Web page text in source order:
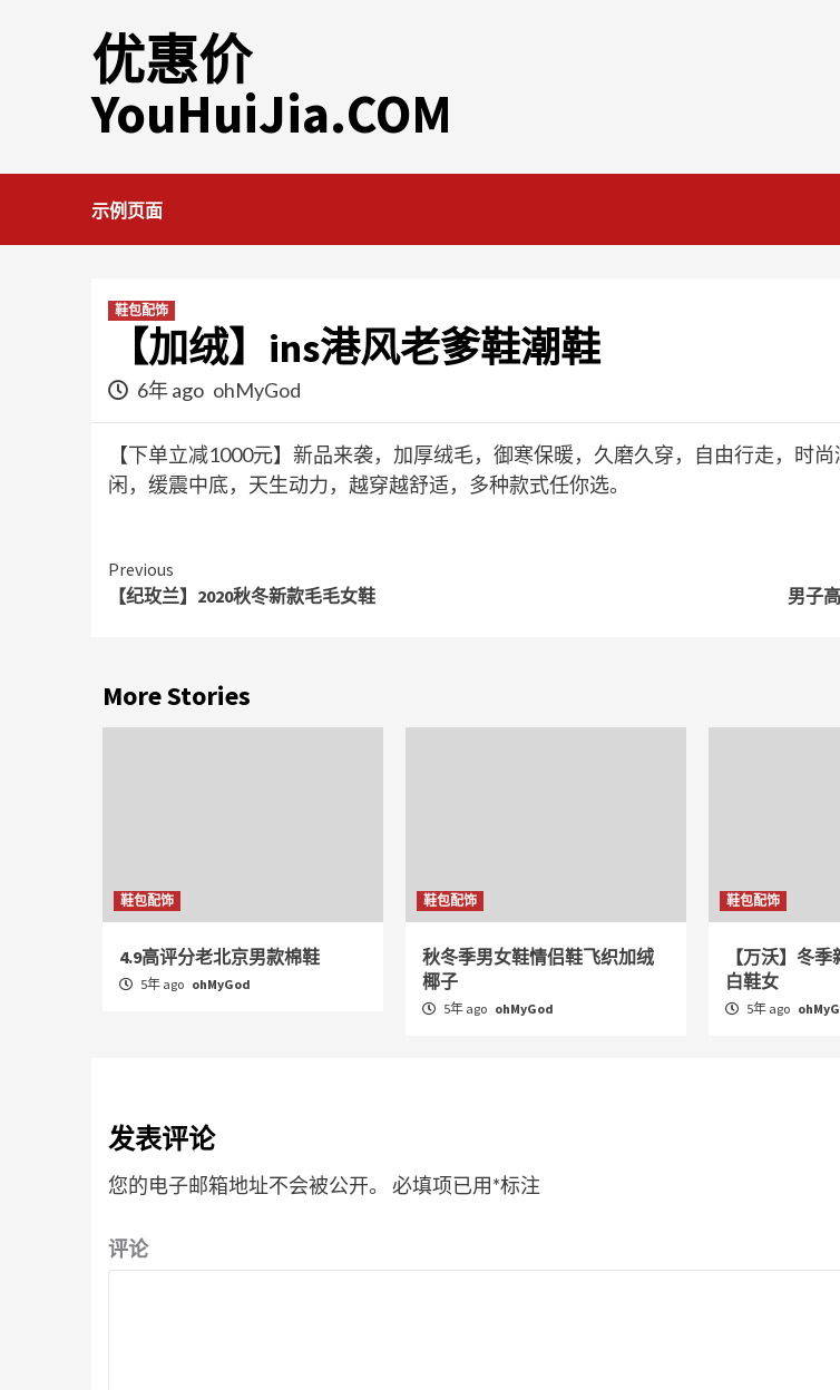
优惠价
YouHuiJia.COM
示例页面
鞋包配饰
【加绒】ins港风老爹鞋潮鞋
6年 ago ohMyGod
【下单立减1000元】新品来袭，加厚绒毛，御寒保暖，久磨久穿，自由行走，时
闲，缓震中底，天生动力，越穿越舒适，多种款式任你选。
Continue
Reading
Previous
【纪玫兰】2020秋冬新款毛毛女鞋
男子
More Stories
鞋包配饰
4.9高评分老北京男款棉鞋
5年 ago ohMyGod
鞋包配饰
秋冬季男女鞋情侣鞋飞织加绒
椰子
5年 ago ohMyGod
鞋包配饰
【万沃】冬
白鞋女
5年 ago
发表评论
您的电子邮箱地址不会被公开。 必填项已用*标注
评论